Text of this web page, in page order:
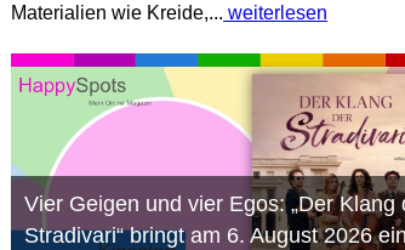
Materialien wie Kreide,... weiterlesen
Vier Geigen und vier Egos: „Der Klang
Stradivari“ bringt am 6. August 2026